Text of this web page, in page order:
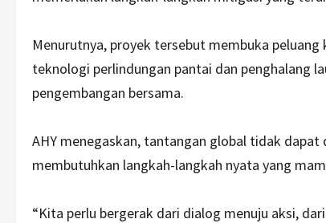
Menurutnya, proyek tersebut membuka
teknologi perlindungan pantai dan penghalang
pengembangan bersama.
AHY menegaskan, tantangan global tidak dapat
membutuhkan langkah-langkah nyata yang
“Kita perlu bergerak dari dialog menuju aksi,